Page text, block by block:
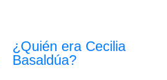
¿Quién era Cecilia
Basaldúa?